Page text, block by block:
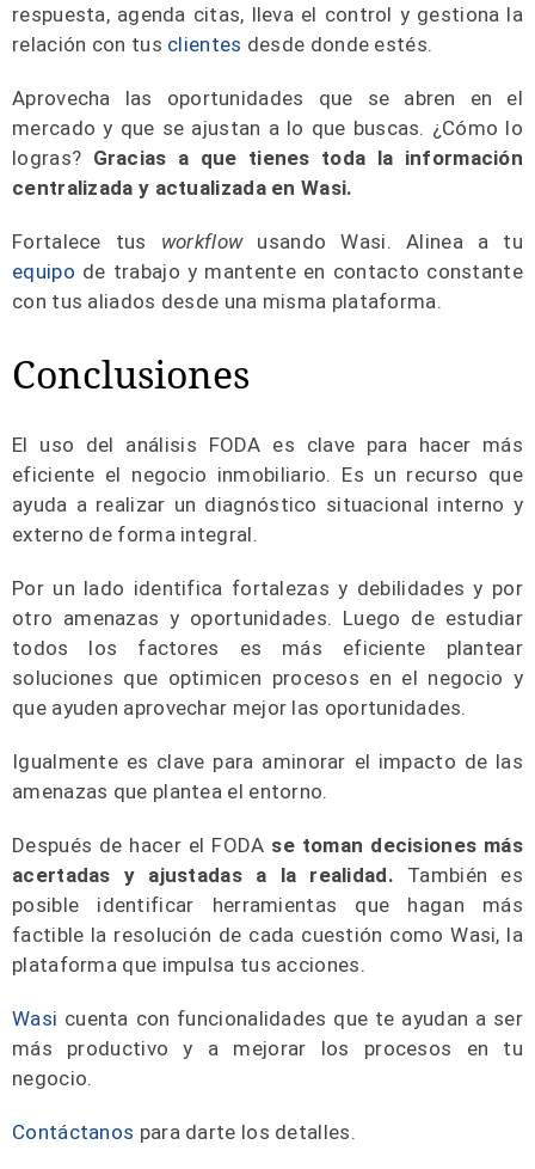
respuesta, agenda citas, lleva el control y gestiona la
relación con tus clientes desde donde estés.
Aprovecha las oportunidades que se abren en el
mercado y que se ajustan a lo que buscas. ¿Cómo lo
logras? Gracias a que tienes toda la información
centralizada y actualizada en Wasi.
Fortalece tus workflowusando Wasi. Alinea a tu
equipo de trabajo y mantente en contacto constante
con tus aliados desde una misma plataforma.
Conclusiones
El uso del análisis FODA es clave para hacer más
eficiente el negocio inmobiliario. Es un recurso que
ayuda a realizar un diagnóstico situacional interno y
externo de forma integral.
Por un lado identifica fortalezas y debilidades y por
otro amenazas y oportunidades. Luego de estudiar
todos los factores es más eficiente plantear
soluciones que optimicen procesos en el negocio y
que ayuden aprovechar mejor las oportunidades.
Igualmente es clave para aminorar el impacto de las
amenazas que plantea el entorno.
Después de hacer el FODA se toman decisiones más
acertadas y ajustadas a la realidad. También es
posible identificar herramientas que hagan más
factible la resolución de cada cuestión como Wasi, la
plataforma que impulsa tus acciones.
Wasi cuenta con funcionalidades que te ayudan a ser
más productivo y a mejorar los procesos en tu
negocio.
Contáctanos para darte los detalles.